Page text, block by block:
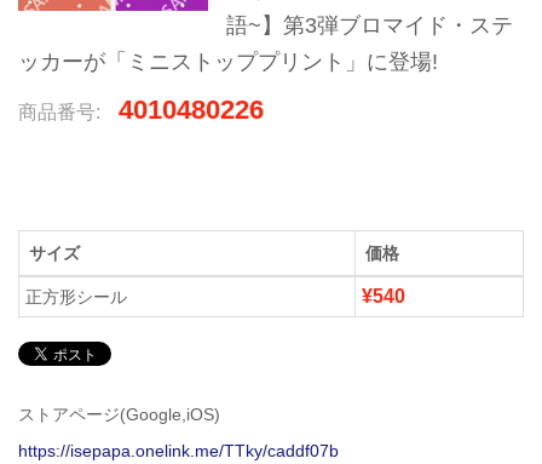
語~】第3弾ブロマイド・ステ
ッカーが「ミニストッププリント」に登場!
商品番号: 4010480226
サイズ 価格
正方形シール ¥540
ストアページ(Google,iOS)
https://isepapa.onelink.me/TTky/caddf07b